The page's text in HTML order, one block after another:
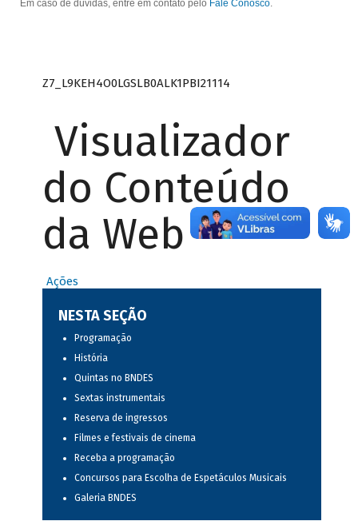
Em caso de dúvidas, entre em contato pelo Fale Conosco.
Z7_L9KEH4O0LGSLB0ALK1PBI21114
Visualizador
do Conteúdo
da Web
Ações
NESTA SEÇÃO
Programação
História
Quintas no BNDES
Sextas instrumentais
Reserva de ingressos
Filmes e festivais de cinema
Receba a programação
Concursos para Escolha de Espetáculos Musicais
Galeria BNDES